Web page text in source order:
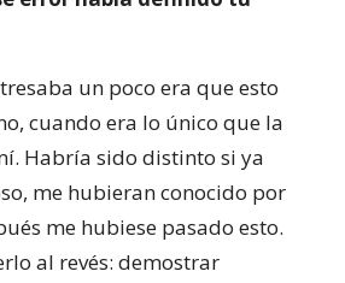
me hubieran conocido por
al revés: demostrar
no era estúpido ni incapaz”.
existía dentro del canal?
un director nuevo a un
años como lector de noticias;